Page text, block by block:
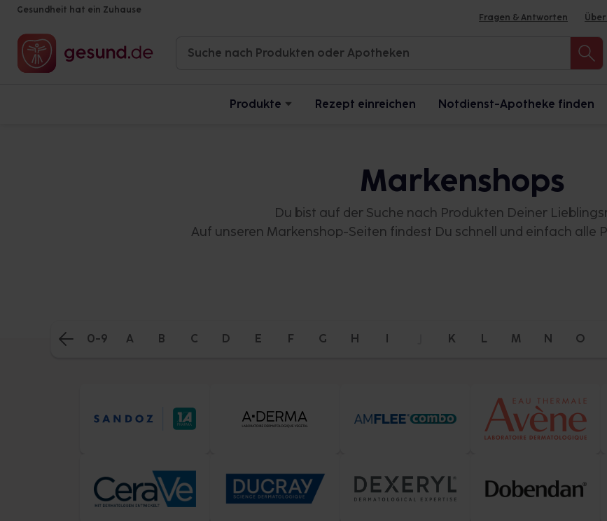
Gesundheit hat ein Zuhause
Fragen & Antworten
Produkte Rezept einreichen Notdienst-Apotheke finden
Markenshops
Du bist auf der Suche nach Produkten Deiner
Auf unseren Markenshop-Seiten findest Du schnell und einfach alle
0-9 A B C D E F G H I K L M N O